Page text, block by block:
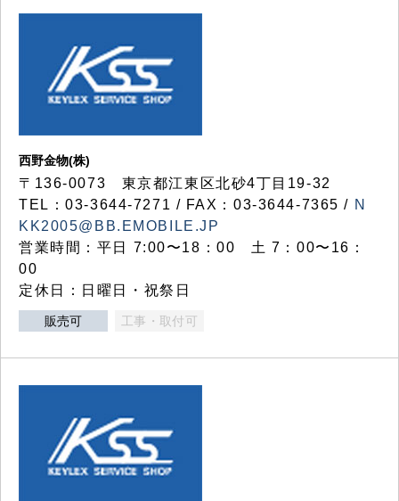
西野金物(株)
〒136-0073 東京都江東区北砂4丁目19-32
TEL：03‐3644‐7271 / FAX：03-3644-7365 / N
KK2005@BB.EMOBILE.JP
営業時間：平日 7:00〜18：00 土 7：00〜16：
00
定休日：日曜日・祝祭日
販売可 工事・取付可